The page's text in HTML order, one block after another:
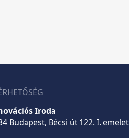
Iroda
Budapest, Bécsi út 122. I. emelet